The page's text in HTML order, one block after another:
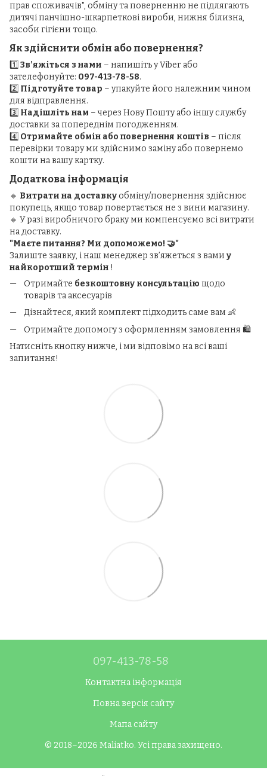
прав споживачів", обміну та поверненню не підлягають
дитячі панчішно-шкарпеткові вироби, нижня білизна,
засоби гігієни тощо.
Як здійснити обмін або повернення?
1️⃣ Зв’яжіться з нами – напишіть у Viber або
зателефонуйте: 097-413-78-58.
2️⃣ Підготуйте товар – упакуйте його належним чином
для відправлення.
3️⃣ Надішліть нам – через Нову Пошту або іншу службу
доставки за попереднім погодженням.
4️⃣ Отримайте обмін або повернення коштів – після
перевірки товару ми здійснимо заміну або повернемо
кошти на вашу картку.
Додаткова інформація
🔹 Витрати на доставкуобміну/повернення здійснює
покупець, якщо товар повертається не з вини магазину.
🔹 У разі виробничого браку ми компенсуємо всі витрати
на доставку.
"Маєте питання? Ми допоможемо! 🤝"
Залиште заявку, і наш менеджер зв’яжеться з вами у
найкоротший термін !
Отримайте безкоштовну консультацію щодо
товарів та аксесуарів
Дізнайтеся, який комплект підходить саме вам 👶
Отримайте допомогу з оформленням замовлення 🛍️
Натисніть кнопку нижче, і ми відповімо на всі ваші
запитання!
097-413-78-58
Контактна інформація
Повна версія сайту
Мапа сайту
© 2018–2026 Maliatko. Усі права захищено.